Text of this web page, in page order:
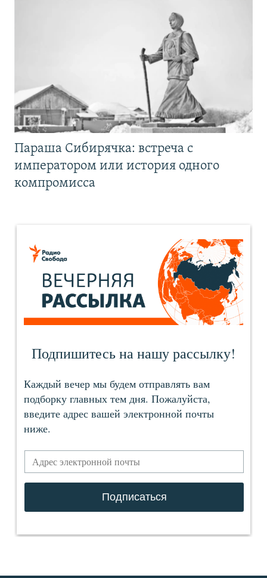
Параша Сибирячка: встреча с
императором или история одного
компромисса